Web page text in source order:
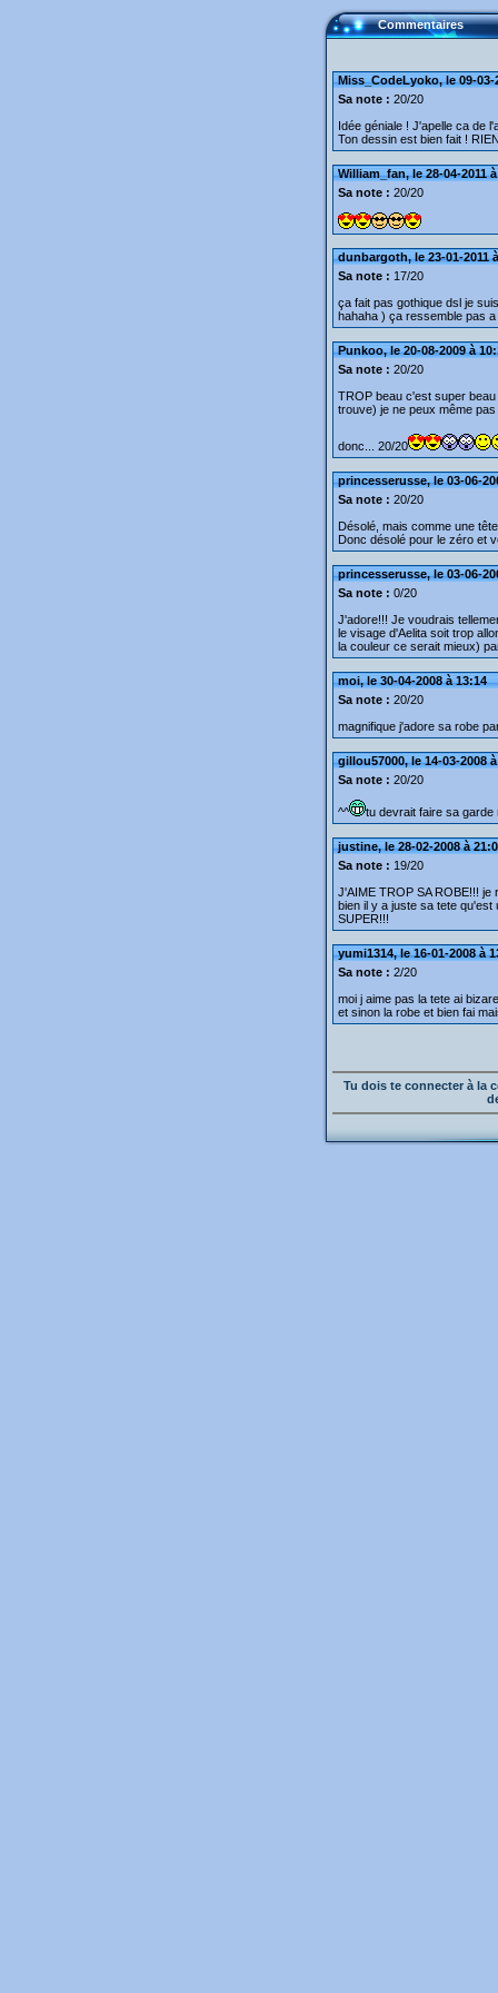
Commentaires
Miss_CodeLyoko, le 09-03-
Sa note : 20/20
Idée géniale ! J'apelle ca de
Ton dessin est bien fait !
William_fan, le 28-04-2011
Sa note : 20/20
dunbargoth, le 23-01-2011
Sa note : 17/20
ça fait pas gothique dsl je
hahaha ) ça ressemble pas
Punkoo, le 20-08-2009 à
Sa note : 20/20
TROP beau c'est super
trouve) je ne peux même
donc... 20/20
princesserusse, le 03-06-
Sa note : 20/20
Désolé, mais comme une
Donc désolé pour le zéro et
princesserusse, le 03-06-
Sa note : 0/20
J'adore!!! Je voudrais
le visage d'Aelita soit trop
la couleur ce serait mieux)
moi, le 30-04-2008 à 13:14
Sa note : 20/20
magnifique j'adore sa robe
gillou57000, le 14-03-2008
Sa note : 20/20
^^ tu devrait faire sa garde
justine, le 28-02-2008 à
Sa note : 19/20
J'AIME TROP SA ROBE!!!
bien il y a juste sa tete qu'est
SUPER!!!
yumi1314, le 16-01-2008 à
Sa note : 2/20
moi j aime pas la tete ai
et sinon la robe et bien fai
Tu dois te connecter à la